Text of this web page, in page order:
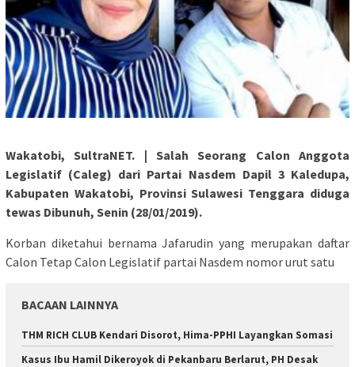
Wakatobi, SultraNET. | Salah Seorang Calon Anggota
Legislatif (Caleg) dari Partai Nasdem Dapil 3 Kaledupa,
Kabupaten Wakatobi, Provinsi Sulawesi Tenggara diduga
tewas Dibunuh, Senin (28/01/2019).
Korban diketahui bernama Jafarudin yang merupakan daftar
Calon Tetap Calon Legislatif partai Nasdem nomor urut satu
BACAAN LAINNYA
THM RICH CLUB Kendari Disorot, Hima-PPHI Layangkan Somasi
Kasus Ibu Hamil Dikeroyok di Pekanbaru Berlarut, PH Desak